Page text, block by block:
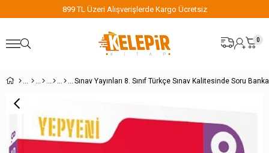
899 TL Üzeri Alışverişlerde Kargo Ücretsiz
0
Sınav Yayınları 8. Sınıf Türkçe Sınav Kalitesinde Soru